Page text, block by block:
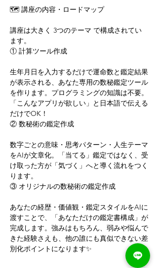
🗺️ 講座の内容・ロードマップ
講座は大きく 3つのテーマ で構成されてい
ます。
① 計算ツール作成
生年月日を入力するだけで運命数と鑑定結果
が表示される、あなた専用の数秘鑑定ツール
を作ります。プログラミングの知識は不要。
「こんなアプリが欲しい」と日本語で伝える
だけでOK！
② 数秘術の鑑定作成
数字ごとの意味・思考パターン・人生テーマ
をAIが文章化。「当てる」鑑定ではなく、受
け取った方が「気づく」へと導く流れをつく
ります。
③ オリジナルの数秘術の鑑定作成
あなたの経歴・価値観・鑑定スタイルをAIに
渡すことで、「あなただけの鑑定書構成」が
完成します。強みはもちろん、弱みや悩んで
きた経験さえも、他の誰にも真似できない差
別化ポイントになります✨